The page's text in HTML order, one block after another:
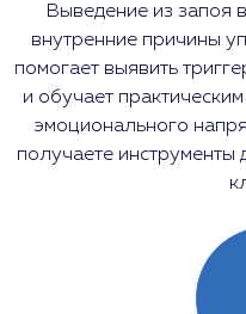
Выведение из запоя
внутренние причины
помогает выявить
и обучает
эмоционального
получаете инструменты